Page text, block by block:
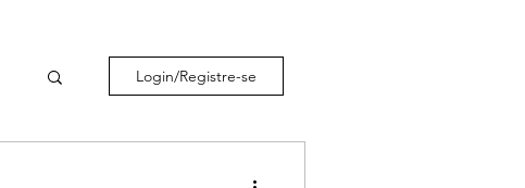
Login/Registre-se